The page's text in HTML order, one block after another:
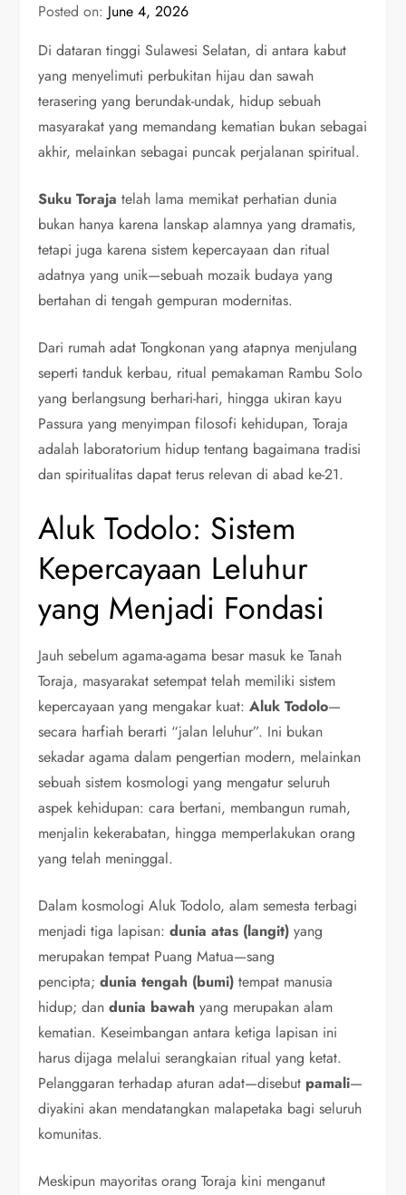
Posted on: June 4, 2026
Di dataran tinggi Sulawesi Selatan, di antara kabut
yang menyelimuti perbukitan hijau dan sawah
terasering yang berundak-undak, hidup sebuah
masyarakat yang memandang kematian bukan sebagai
akhir, melainkan sebagai puncak perjalanan spiritual.
Suku Toraja telah lama memikat perhatian dunia
bukan hanya karena lanskap alamnya yang dramatis,
tetapi juga karena sistem kepercayaan dan ritual
adatnya yang unik—sebuah mozaik budaya yang
bertahan di tengah gempuran modernitas.
Dari rumah adat Tongkonan yang atapnya menjulang
seperti tanduk kerbau, ritual pemakaman Rambu Solo
yang berlangsung berhari-hari, hingga ukiran kayu
Passura yang menyimpan filosofi kehidupan, Toraja
adalah laboratorium hidup tentang bagaimana tradisi
dan spiritualitas dapat terus relevan di abad ke-21.
Aluk Todolo: Sistem
Kepercayaan Leluhur
yang Menjadi Fondasi
Jauh sebelum agama-agama besar masuk ke Tanah
Toraja, masyarakat setempat telah memiliki sistem
kepercayaan yang mengakar kuat:Aluk Todolo—
secara harfiah berarti “jalan leluhur”. Ini bukan
sekadar agama dalam pengertian modern, melainkan
sebuah sistem kosmologi yang mengatur seluruh
aspek kehidupan: cara bertani, membangun rumah,
menjalin kekerabatan, hingga memperlakukan orang
yang telah meninggal.
Dalam kosmologi Aluk Todolo, alam semesta terbagi
menjadi tiga lapisan:dunia atas (langit) yang
merupakan tempat Puang Matua—sang
pencipta;dunia tengah (bumi) tempat manusia
hidup; dandunia bawah yang merupakan alam
kematian. Keseimbangan antara ketiga lapisan ini
harus dijaga melalui serangkaian ritual yang ketat.
Pelanggaran terhadap aturan adat—disebut pamali—
diyakini akan mendatangkan malapetaka bagi seluruh
komunitas.
Meskipun mayoritas orang Toraja kini menganut